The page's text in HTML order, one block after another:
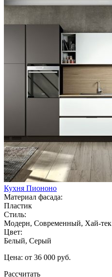
Кухня Пиононо
Материал фасада:
Пластик
Стиль:
Модерн, Современный, Хай-тек
Цвет:
Белый, Серый
Цена: от 36 000 руб.
Рассчитать